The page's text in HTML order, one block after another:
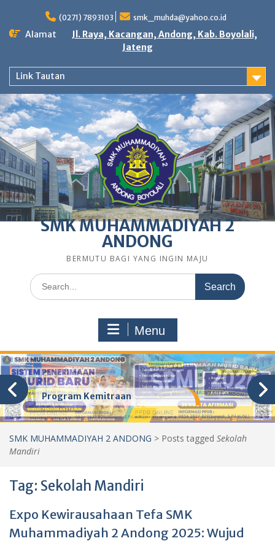
content
(0271) 7893103 smk_muhda@yahoo.co.id
Alamat
Jl. Raya, Kacangan, Andong, Kab. Boyolali,
Jateng
Link Tautan
SMK MUHAMMADIYAH 2
ANDONG
BERMUTU BAGI YANG INGIN MAJU
Search
for:
Menu
Program Kemitraan
SMK MUHAMMADIYAH 2 ANDONG > Posts tagged Sekolah
Mandiri
Tag: Sekolah Mandiri
Expo Kewirausahaan Tefa SMK
Muhammadiyah 2 Andong 2025: Wujud